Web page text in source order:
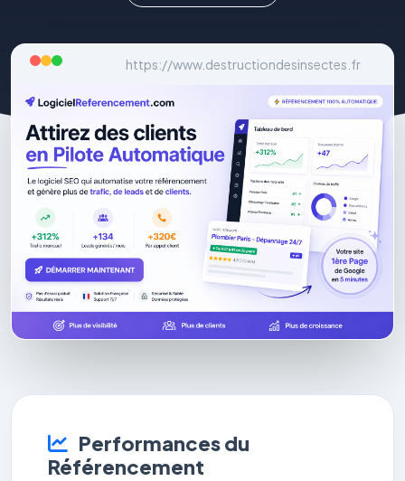
https://www.destructiondesinsectes.fr
Performances du
Référencement